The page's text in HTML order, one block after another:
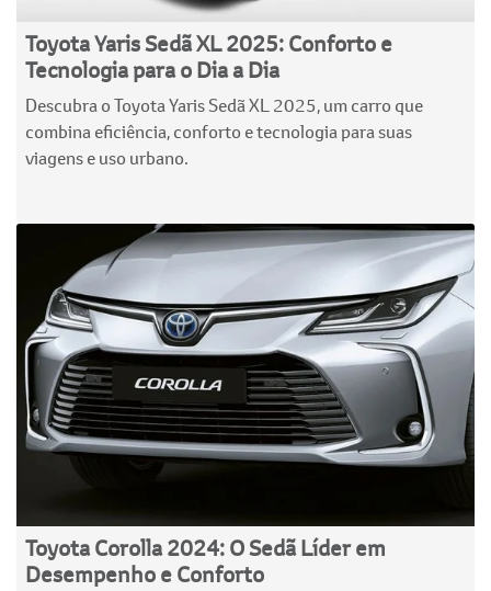
Toyota Yaris Sedã XL 2025: Conforto e
Tecnologia para o Dia a Dia
Descubra o Toyota Yaris Sedã XL 2025, um carro que
combina eficiência, conforto e tecnologia para suas
viagens e uso urbano.
Toyota Corolla 2024: O Sedã Líder em
Desempenho e Conforto